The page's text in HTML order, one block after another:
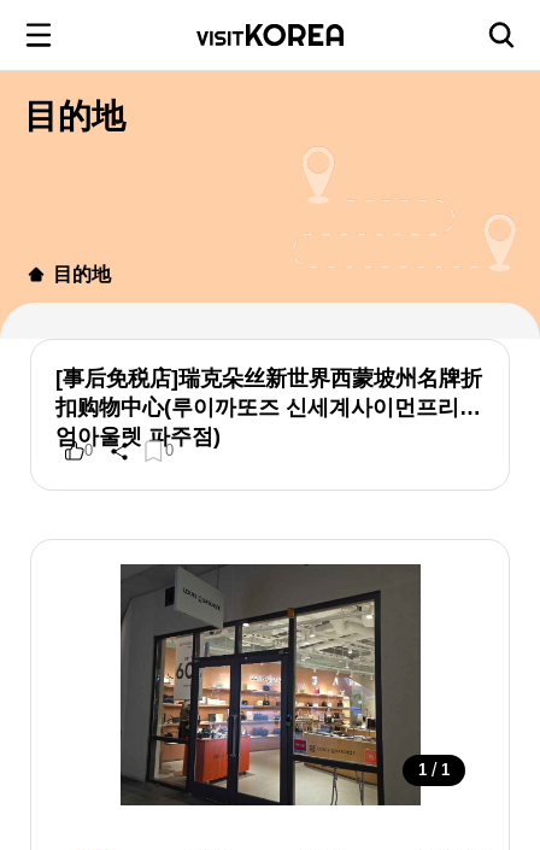
目的地
目的地
[事后免税店]瑞克朵丝新世界西蒙坡州名牌折
扣购物中心(루이까또즈 신세계사이먼프리미
엄아울렛 파주점)
0 0
1 / 1